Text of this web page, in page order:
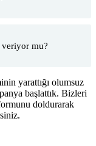
mu?
yarattığı olumsuz
başlattık. Bizleri
doldurarak